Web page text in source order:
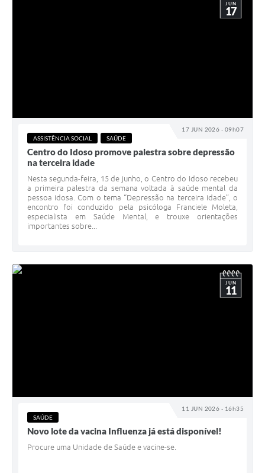
17 JUN 2026 - 09h07
JUN
17
ASSISTÊNCIA SOCIAL SAÚDE
Centro do Idoso promove palestra sobre depressão
na terceira idade
Nesta segunda-feira, 15 de junho, o Centro do Idoso recebeu
a primeira palestra da semana voltada à saúde mental da
pessoa idosa. Com o tema “Depressão na terceira idade”, o
encontro foi conduzido pela psicóloga Franciele Moleta,
especialista em Saúde Mental, e trouxe orientações
importantes sobre...
11 JUN 2026 - 16h35
JUN
11
SAÚDE
Novo lote da vacina Influenza já está disponível!
Procure uma Unidade de Saúde e vacine-se.